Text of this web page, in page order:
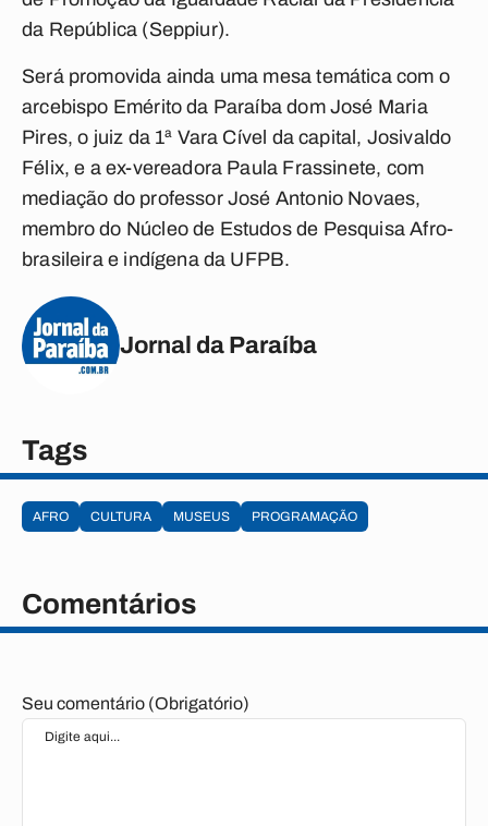
da República (Seppiur).
Será promovida ainda uma mesa temática com o
arcebispo Emérito da Paraíba dom José Maria
Pires, o juiz da 1ª Vara Cível da capital, Josivaldo
Félix, e a ex-vereadora Paula Frassinete, com
mediação do professor José Antonio Novaes,
membro do Núcleo de Estudos de Pesquisa Afro-
brasileira e indígena da UFPB.
Jornal da Paraíba
Tags
AFRO CULTURA MUSEUS PROGRAMAÇÃO
Comentários
Seu comentário (Obrigatório)